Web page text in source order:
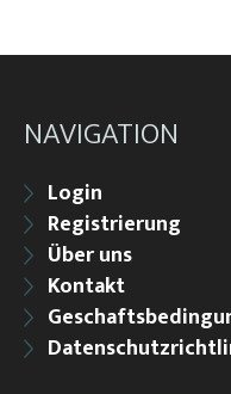
NAVIGATION
Login
Registrierung
Über uns
Kontakt